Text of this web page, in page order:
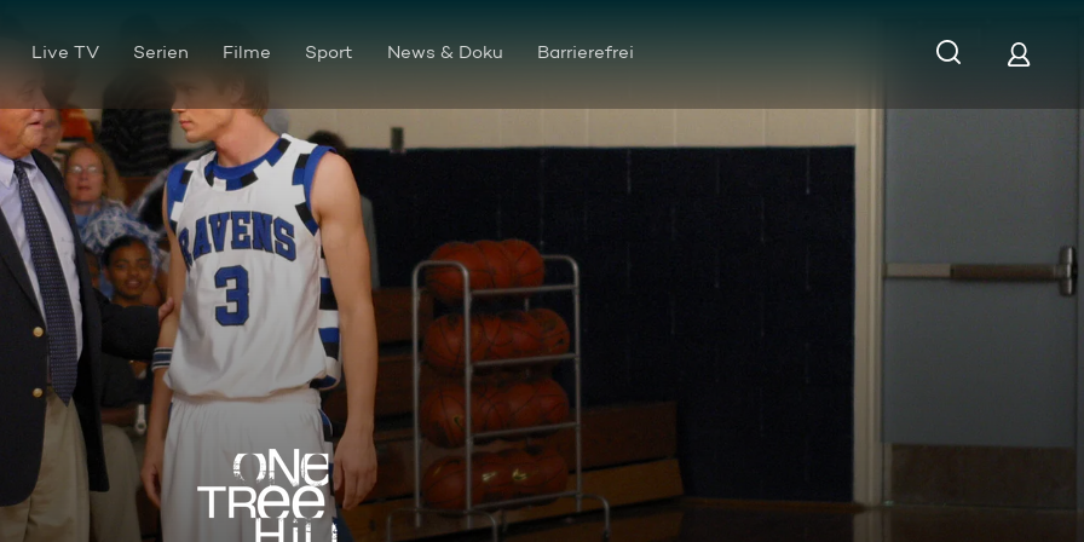
Live TV Serien Filme Sport News & Doku Barrierefrei
Quälende Angst